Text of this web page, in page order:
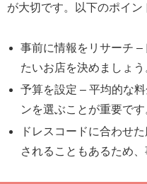
が大切です。以下のポイン
事前に情報をリサーチ –
たいお店を決めましょう
予算を設定 – 平均的な
ンを選ぶことが重要です
ドレスコードに合わせ
されることもあるため